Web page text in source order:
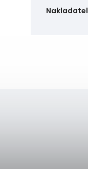
Nakladatel